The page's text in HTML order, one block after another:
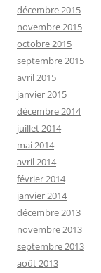
décembre 2015
novembre 2015
octobre 2015
septembre 2015
avril 2015
janvier 2015
décembre 2014
juillet 2014
mai 2014
avril 2014
février 2014
janvier 2014
décembre 2013
novembre 2013
septembre 2013
août 2013